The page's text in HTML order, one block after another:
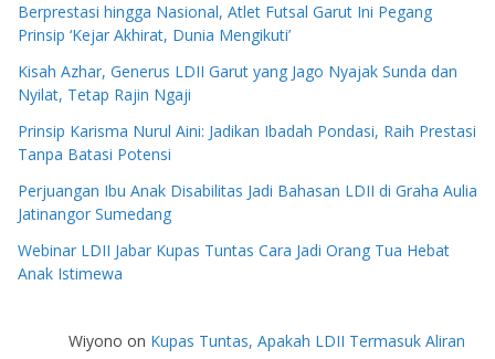
Berprestasi hingga Nasional, Atlet Futsal Garut Ini Pegang
Prinsip ‘Kejar Akhirat, Dunia Mengikuti’
Kisah Azhar, Generus LDII Garut yang Jago Nyajak Sunda dan
Nyilat, Tetap Rajin Ngaji
Prinsip Karisma Nurul Aini: Jadikan Ibadah Pondasi, Raih Prestasi
Tanpa Batasi Potensi
Perjuangan Ibu Anak Disabilitas Jadi Bahasan LDII di Graha Aulia
Jatinangor Sumedang
Webinar LDII Jabar Kupas Tuntas Cara Jadi Orang Tua Hebat
Anak Istimewa
Wiyono on Kupas Tuntas, Apakah LDII Termasuk Aliran